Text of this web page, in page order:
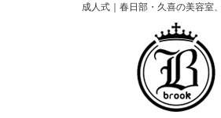
成人式｜春日部・久喜の美容室